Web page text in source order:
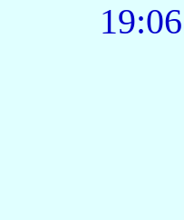
19:06